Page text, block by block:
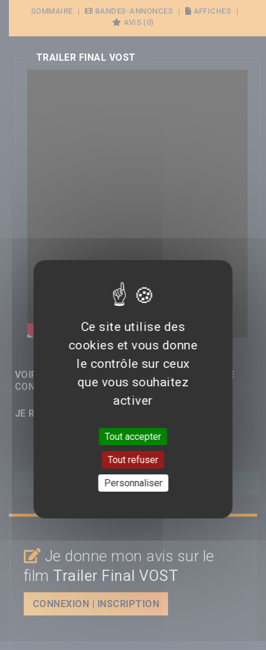
SOMMAIRE | BANDES-ANNONCES | AFFICHES
|
AVIS (0)
TRAILER FINAL VOST
VOIR LES RÉACTIONS (0) SUR CETTE VIDÉO DE
CONJURING : SOUS L'EMPRISE DU DIABLE
JE RÉAGIS :
Je donne mon avis sur le
film Trailer Final VOST
CONNEXION | INSCRIPTION
Ce site utilise des
cookies et vous donne
le contrôle sur ceux
que vous souhaitez
activer
Tout accepter
Tout refuser
Personnaliser